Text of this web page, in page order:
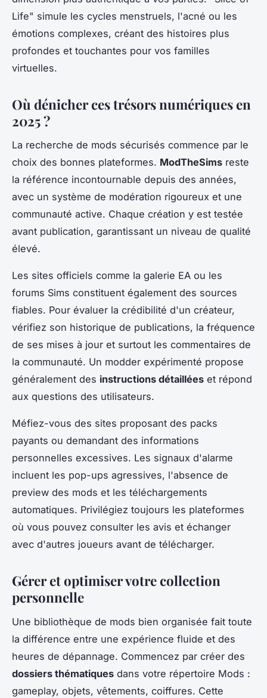
Life" simule les cycles menstruels, l'acné ou les
émotions complexes, créant des histoires plus
profondes et touchantes pour vos familles
virtuelles.
Où dénicher ces trésors numériques en
2025 ?
La recherche de mods sécurisés commence par le
choix des bonnes plateformes. ModTheSims reste
la référence incontournable depuis des années,
avec un système de modération rigoureux et une
communauté active. Chaque création y est testée
avant publication, garantissant un niveau de qualité
élevé.
Les sites officiels comme la galerie EA ou les
forums Sims constituent également des sources
fiables. Pour évaluer la crédibilité d'un créateur,
vérifiez son historique de publications, la fréquence
de ses mises à jour et surtout les commentaires de
la communauté. Un modder expérimenté propose
généralement des instructions détaillées et répond
aux questions des utilisateurs.
Méfiez-vous des sites proposant des packs
payants ou demandant des informations
personnelles excessives. Les signaux d'alarme
incluent les pop-ups agressives, l'absence de
preview des mods et les téléchargements
automatiques. Privilégiez toujours les plateformes
où vous pouvez consulter les avis et échanger
avec d'autres joueurs avant de télécharger.
Gérer et optimiser votre collection
personnelle
Une bibliothèque de mods bien organisée fait toute
la différence entre une expérience fluide et des
heures de dépannage. Commencez par créer des
dossiers thématiques dans votre répertoire Mods :
gameplay, objets, vêtements, coiffures. Cette